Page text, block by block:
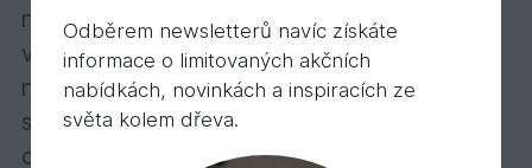
na bázi přírodních olejů na veškeré dřevo ve
vnějších prostorách. S otevřenými póry,
nechá dřevo dýchat, snižuje bobtnání a
sesýchání. Odpuzuje vodu, je mimořádně
odolný vůči povětrnosti a UV záření. Nátěr
Odběrem newsletterů navíc získáte
informace o limitovaných akčních
nabídkách, novinkách a inspiracích ze
světa kolem dřeva.